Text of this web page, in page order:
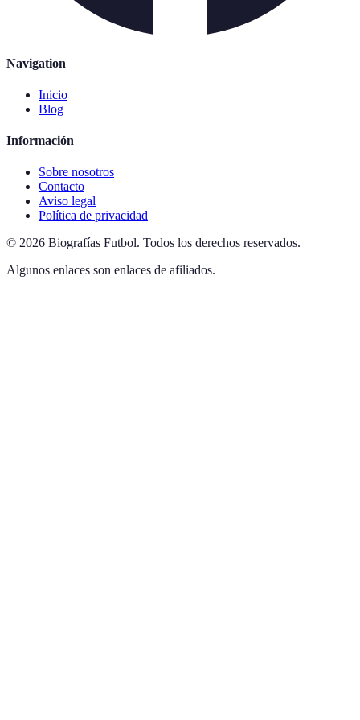
Navigation
Inicio
Blog
Información
Sobre nosotros
Contacto
Aviso legal
Política de privacidad
© 2026 Biografías Futbol. Todos los derechos reservados.
Algunos enlaces son enlaces de afiliados.